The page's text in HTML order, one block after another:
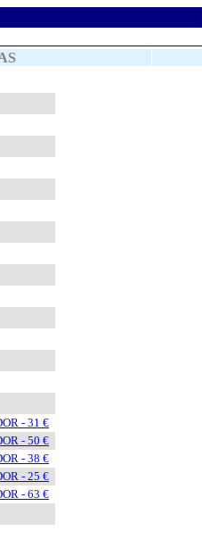
- 31 €
- 50 €
- 38 €
- 25 €
- 63 €